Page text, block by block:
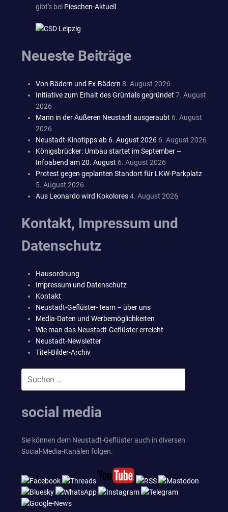
gibt's bei Pieschen-Aktuell
Neueste Beiträge
Von Bädern und Ex-Bädern 8. August 2026
Initiative zum Erhalt des Grüntals gegründet 7. August
2026
Mann in der Äußeren Neustadt ausgeraubt 6. August
2026
Neustadt-Kinotipps ab 6. August 2026 6. August 2026
Königsbrücker: Umbau startet im September –
Infoabend am 20. August 6. August 2026
Protest gegen geplanten Standort für LKW-Parkplatz
5. August 2026
Aus Leonardo wird Kokolores4. August 2026
Kontakt, Impressum und
Datenschutz
Hausordnung
Impressum und Datenschutz
Kontakt
Neustadt-Geflüster-Team – über uns
Media-Daten und Werbemöglichkeiten
Wie man das Neustadt-Geflüster erreicht
Neustadt-Newsletter
Titel-Bilder-Archiv
social media
Sie können dem Neustadt-Geflüster auch in diversen
Social-Media-Kanälen folgen.